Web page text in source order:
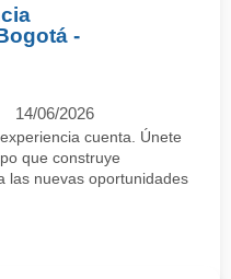
-
14/06/2026
cuenta. Únete
que construye
las nuevas oportunidades